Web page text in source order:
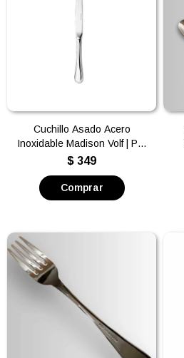
Cuchillo Asado Acero
Inoxidable Madison Volf | Por
unidad
$ 349